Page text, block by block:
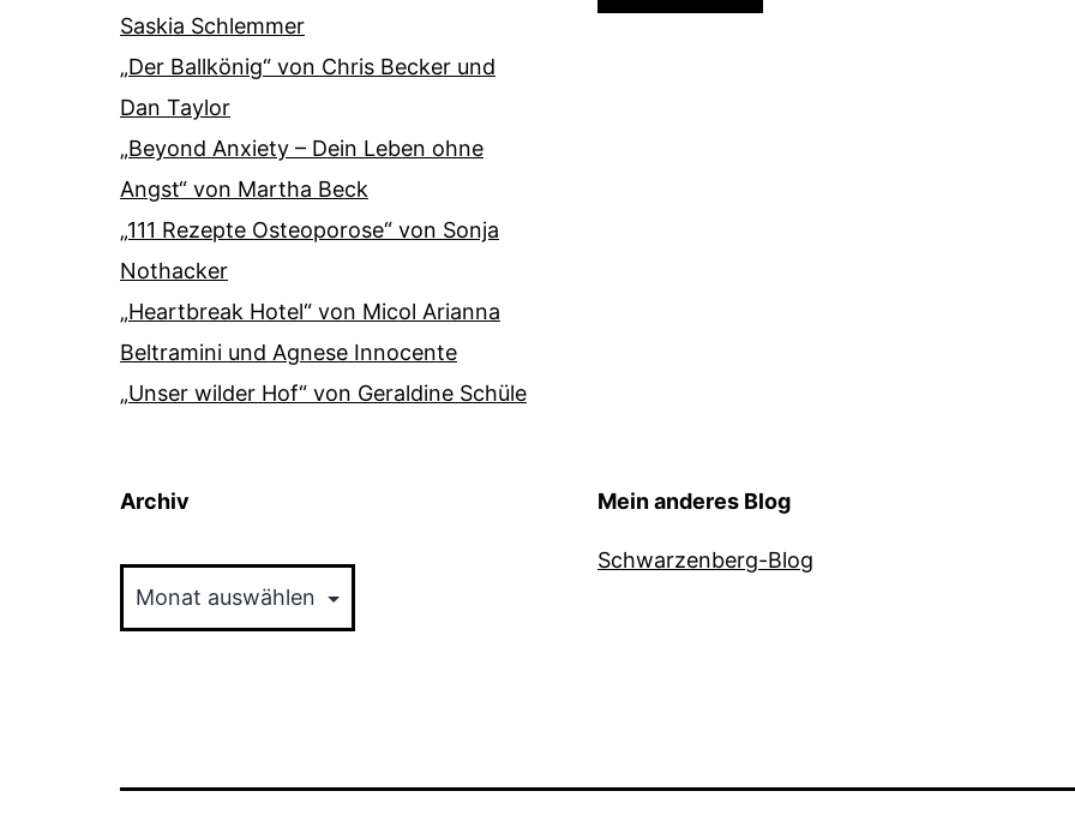
Saskia Schlemmer
„Der Ballkönig“ von Chris Becker und
Dan Taylor
„Beyond Anxiety – Dein Leben ohne
Angst“ von Martha Beck
„111 Rezepte Osteoporose“ von Sonja
Nothacker
„Heartbreak Hotel“ von Micol Arianna
Beltramini und Agnese Innocente
„Unser wilder Hof“ von Geraldine Schüle
Archiv Mein anderes Blog
Schwarzenberg-Blog